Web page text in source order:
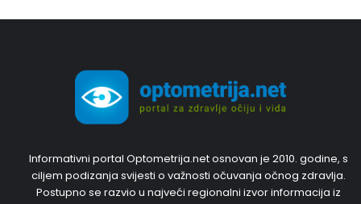
Informativni portal Optometrija.net osnovan je 2010. godine, s
ciljem podizanja svijesti o važnosti očuvanja očnog zdravlja.
Postupno se razvio u najveći regionalni izvor informacija iz